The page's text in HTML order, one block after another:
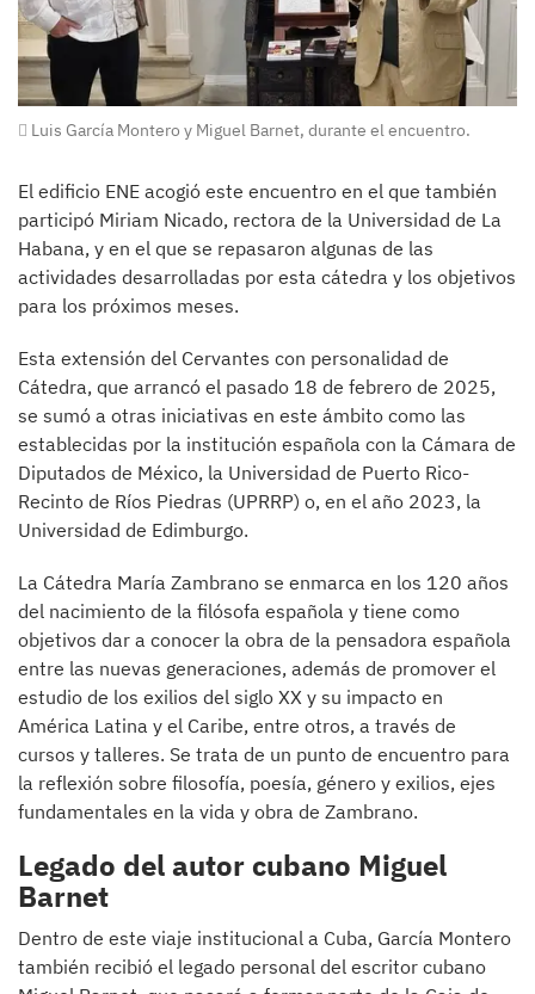
Luis García Montero y Miguel Barnet, durante el encuentro.
El edificio ENE acogió este encuentro en el que también
participó Miriam Nicado, rectora de la Universidad de La
Habana, y en el que se repasaron algunas de las
actividades desarrolladas por esta cátedra y los objetivos
para los próximos meses.
Esta extensión del Cervantes con personalidad de
Cátedra, que arrancó el pasado 18 de febrero de 2025,
se sumó a otras iniciativas en este ámbito como las
establecidas por la institución española con la Cámara de
Diputados de México, la Universidad de Puerto Rico-
Recinto de Ríos Piedras (UPRRP) o, en el año 2023, la
Universidad de Edimburgo.
La Cátedra María Zambrano se enmarca en los 120 años
del nacimiento de la filósofa española y tiene como
objetivos dar a conocer la obra de la pensadora española
entre las nuevas generaciones, además de promover el
estudio de los exilios del siglo XX y su impacto en
América Latina y el Caribe, entre otros, a través de
cursos y talleres. Se trata de un punto de encuentro para
la reflexión sobre filosofía, poesía, género y exilios, ejes
fundamentales en la vida y obra de Zambrano.
Legado del autor cubano Miguel
Barnet
Dentro de este viaje institucional a Cuba, García Montero
también recibió el legado personal del escritor cubano